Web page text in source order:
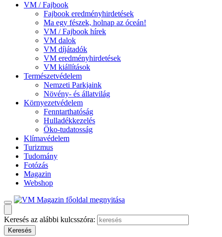
VM / Fajbook
Fajbook eredményhirdetések
Ma egy fészek, holnap az óceán!
VM / Fajbook hírek
VM dalok
VM díjátadók
VM eredményhirdetések
VM kiállítások
Természetvédelem
Nemzeti Parkjaink
Növény- és állatvilág
Környezetvédelem
Fenntarthatóság
Hulladékkezelés
Öko-tudatosság
Klímavédelem
Turizmus
Tudomány
Fotózás
Magazin
Webshop
Keresés az alábbi kulcsszóra: